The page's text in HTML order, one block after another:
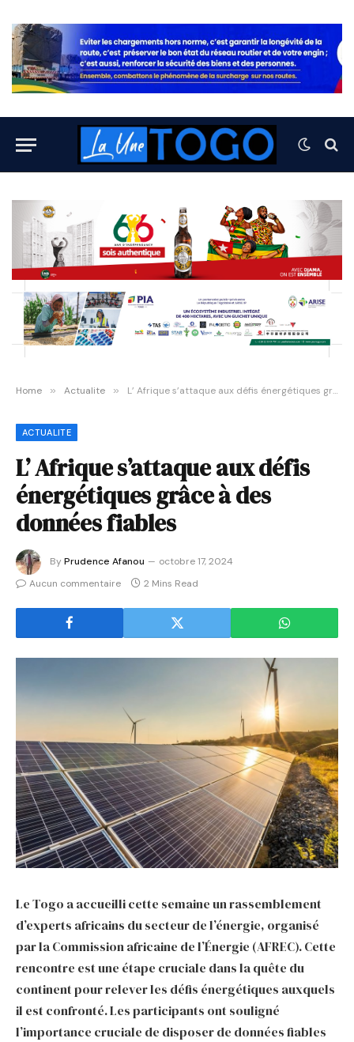
Home » Actualite » L’ Afrique s’attaque aux défis énergétiques grâce à des données fiables
ACTUALITE
L’ Afrique s’attaque aux défis
énergétiques grâce à des
données fiables
ByPrudence Afanou
octobre 17, 2024
Aucun commentaire
2 Mins Read
Le Togo a accueilli cette semaine un rassemblement
d’experts africains du secteur de l’énergie, organisé
par la Commission africaine de l’Énergie (AFREC). Cette
rencontre est une étape cruciale dans la quête du
continent pour relever les défis énergétiques auxquels
il est confronté. Les participants ont souligné
l’importance cruciale de disposer de données fiables